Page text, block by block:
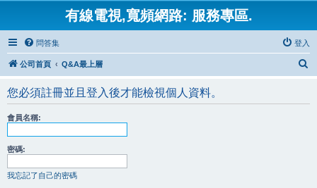
有線電視,寬頻網路: 服務專區.
問答集 登入
公司首頁 Q&A最上層
您必須註冊並且登入後才能檢視個人資料。
會員名稱:
密碼:
我忘記了自己的密碼